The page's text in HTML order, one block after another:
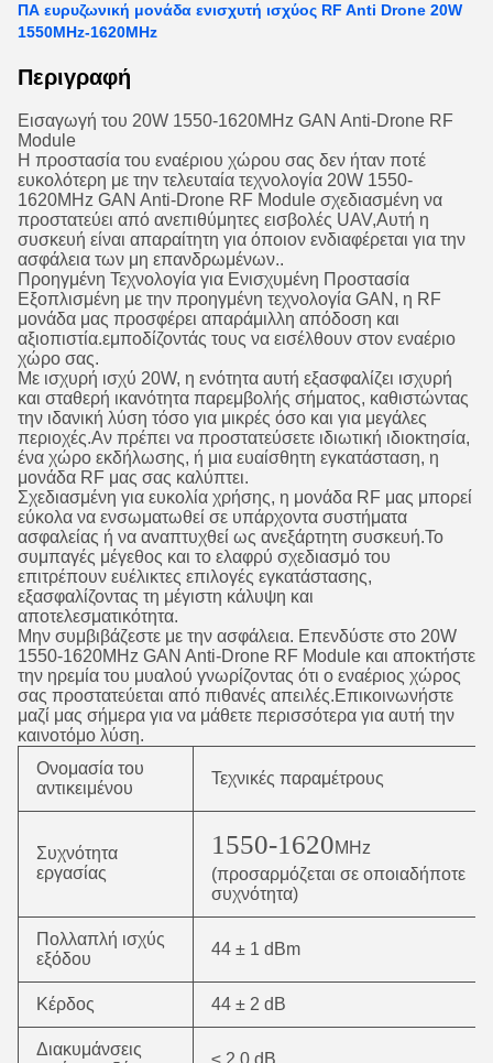
ΠΑ ευρυζωνική μονάδα ενισχυτή ισχύος RF Anti Drone 20W
1550MHz-1620MHz
Περιγραφή
Εισαγωγή του 20W 1550-1620MHz GAN Anti-Drone RF
Module
Η προστασία του εναέριου χώρου σας δεν ήταν ποτέ
ευκολότερη με την τελευταία τεχνολογία 20W 1550-
1620MHz GAN Anti-Drone RF Module σχεδιασμένη να
προστατεύει από ανεπιθύμητες εισβολές UAV,Αυτή η
συσκευή είναι απαραίτητη για όποιον ενδιαφέρεται για την
ασφάλεια των μη επανδρωμένων..
Προηγμένη Τεχνολογία για Ενισχυμένη Προστασία
Εξοπλισμένη με την προηγμένη τεχνολογία GAN, η RF
μονάδα μας προσφέρει απαράμιλλη απόδοση και
αξιοπιστία.εμποδίζοντάς τους να εισέλθουν στον εναέριο
χώρο σας.
Με ισχυρή ισχύ 20W, η ενότητα αυτή εξασφαλίζει ισχυρή
και σταθερή ικανότητα παρεμβολής σήματος, καθιστώντας
την ιδανική λύση τόσο για μικρές όσο και για μεγάλες
περιοχές.Αν πρέπει να προστατεύσετε ιδιωτική ιδιοκτησία,
ένα χώρο εκδήλωσης, ή μια ευαίσθητη εγκατάσταση, η
μονάδα RF μας σας καλύπτει.
Σχεδιασμένη για ευκολία χρήσης, η μονάδα RF μας μπορεί
εύκολα να ενσωματωθεί σε υπάρχοντα συστήματα
ασφαλείας ή να αναπτυχθεί ως ανεξάρτητη συσκευή.Το
συμπαγές μέγεθος και το ελαφρύ σχεδιασμό του
επιτρέπουν ευέλικτες επιλογές εγκατάστασης,
εξασφαλίζοντας τη μέγιστη κάλυψη και
αποτελεσματικότητα.
Μην συμβιβάζεστε με την ασφάλεια. Επενδύστε στο 20W
1550-1620MHz GAN Anti-Drone RF Module και αποκτήστε
την ηρεμία του μυαλού γνωρίζοντας ότι ο εναέριος χώρος
σας προστατεύεται από πιθανές απειλές.Επικοινωνήστε
μαζί μας σήμερα για να μάθετε περισσότερα για αυτή την
καινοτόμο λύση.
Ονομασία του
αντικειμένου
Τεχνικές παραμέτρους
Συχνότητα
εργασίας
1550-1620MHz
(προσαρμόζεται σε οποιαδήποτε
συχνότητα)
Πολλαπλή ισχύς
εξόδου
44 ± 1 dBm
Κέρδος 44 ± 2 dB
Διακυμάνσεις
≤ 2,0 dB